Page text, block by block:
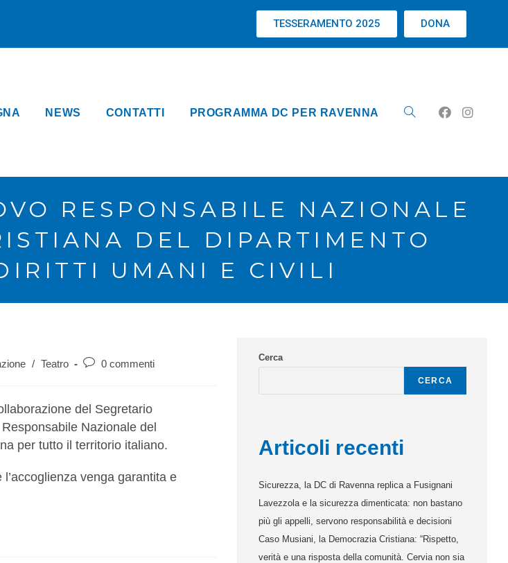
TESSERAMENTO 2025 DONA
NEWS CONTATTI PROGRAMMA DC PER RAVENNA
RESPONSABILE NAZIONALE
DEL DIPARTIMENTO
UMANI E CIVILI
/ Teatro 0 commenti
del Segretario
Nazionale del
per tutto il territorio italiano.
venga garantita e
Cerca
CERCA
Articoli recenti
Sicurezza, la DC di Ravenna replica a Fusignani
Lavezzola e la sicurezza dimenticata: non bastano
più gli appelli, servono responsabilità e decisioni
Caso Musiani, la Democrazia Cristiana: “Rispetto,
verità e una risposta della comunità. Cervia non sia